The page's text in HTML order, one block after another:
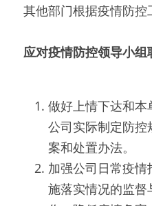
其他部门根据疫情防控
应对疫情防控领导小组
做好上情下达和本
公司实际制定防控
案和处置办法。
加强公司日常疫
施落实情况的监督